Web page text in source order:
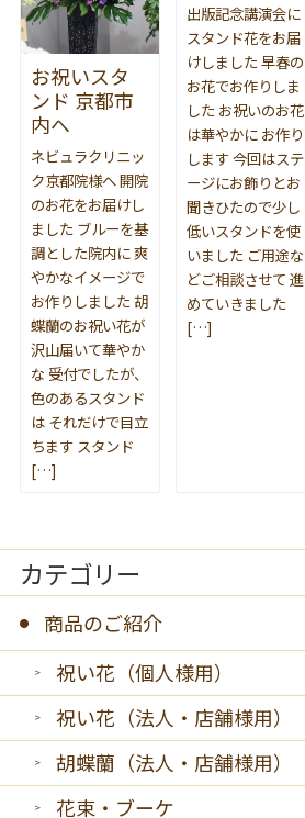
お祝いスタ
ンド 京都市
内へ
ネビュラクリニッ
ク京都院様へ 開院
のお花をお届けし
ました ブルーを基
調とした院内に 爽
やかなイメージで
お作りしました 胡
蝶蘭のお祝い花が
沢山届いて華やか
な 受付でしたが、
色のあるスタンド
は それだけで目立
ちます スタンド
[…]
出版記念講演会に
スタンド花をお届
けしました 早春の
お花でお作りしま
した お祝いのお花
は華やかに お作り
します 今回はステ
ージにお飾りとお
聞きひたので少し
低いスタンドを使
いました ご用途な
どご相談させて 進
めていきました
[…]
カテゴリー
商品のご紹介
祝い花（個人様用）
祝い花（法人・店舗様用）
胡蝶蘭（法人・店舗様用）
花束・ブーケ